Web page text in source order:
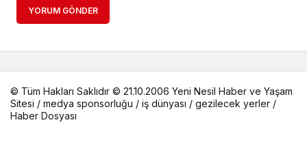
YORUM GÖNDER
© Tüm Hakları Saklıdır © 21.10.2006 Yeni Nesil Haber ve Yaşam
Sitesi / medya sponsorluğu / iş dünyası / gezilecek yerler /
Haber Dosyası